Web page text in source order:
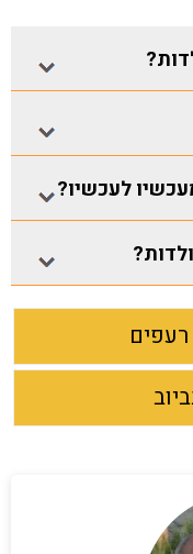
לעכשיו?